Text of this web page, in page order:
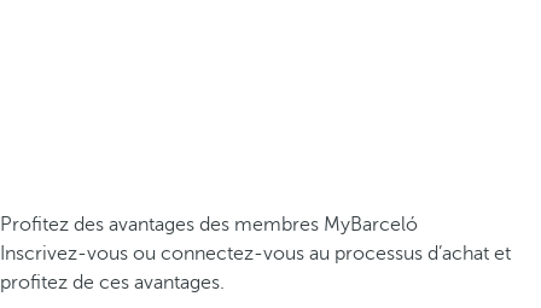
Profitez des avantages des membres MyBarceló
Inscrivez-vous ou connectez-vous au processus d’achat et
profitez de ces avantages.